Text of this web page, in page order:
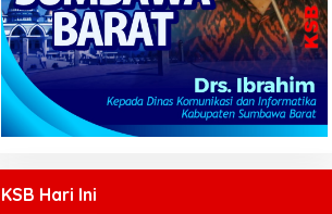
KSB Hari Ini